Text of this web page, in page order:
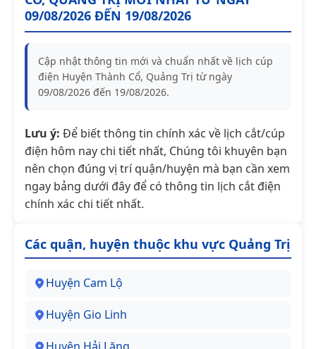
09/08/2026 ĐẾN 19/08/2026
Cập nhật thông tin mới và chuẩn nhất về lịch cúp
điện Huyện Thành Cổ, Quảng Trị từ ngày
09/08/2026 đến 19/08/2026.
Lưu ý: Để biết thông tin chính xác về lịch cắt/cúp
điện hôm nay chi tiết nhất, Chúng tôi khuyên bạn
nên chọn đúng vị trí quận/huyện mà bạn cần xem
ngay bảng dưới đây để có thông tin lịch cắt điện
chính xác chi tiết nhất.
Các quận, huyện thuộc khu vực Quảng Trị
Huyện Cam Lộ
Huyện Gio Linh